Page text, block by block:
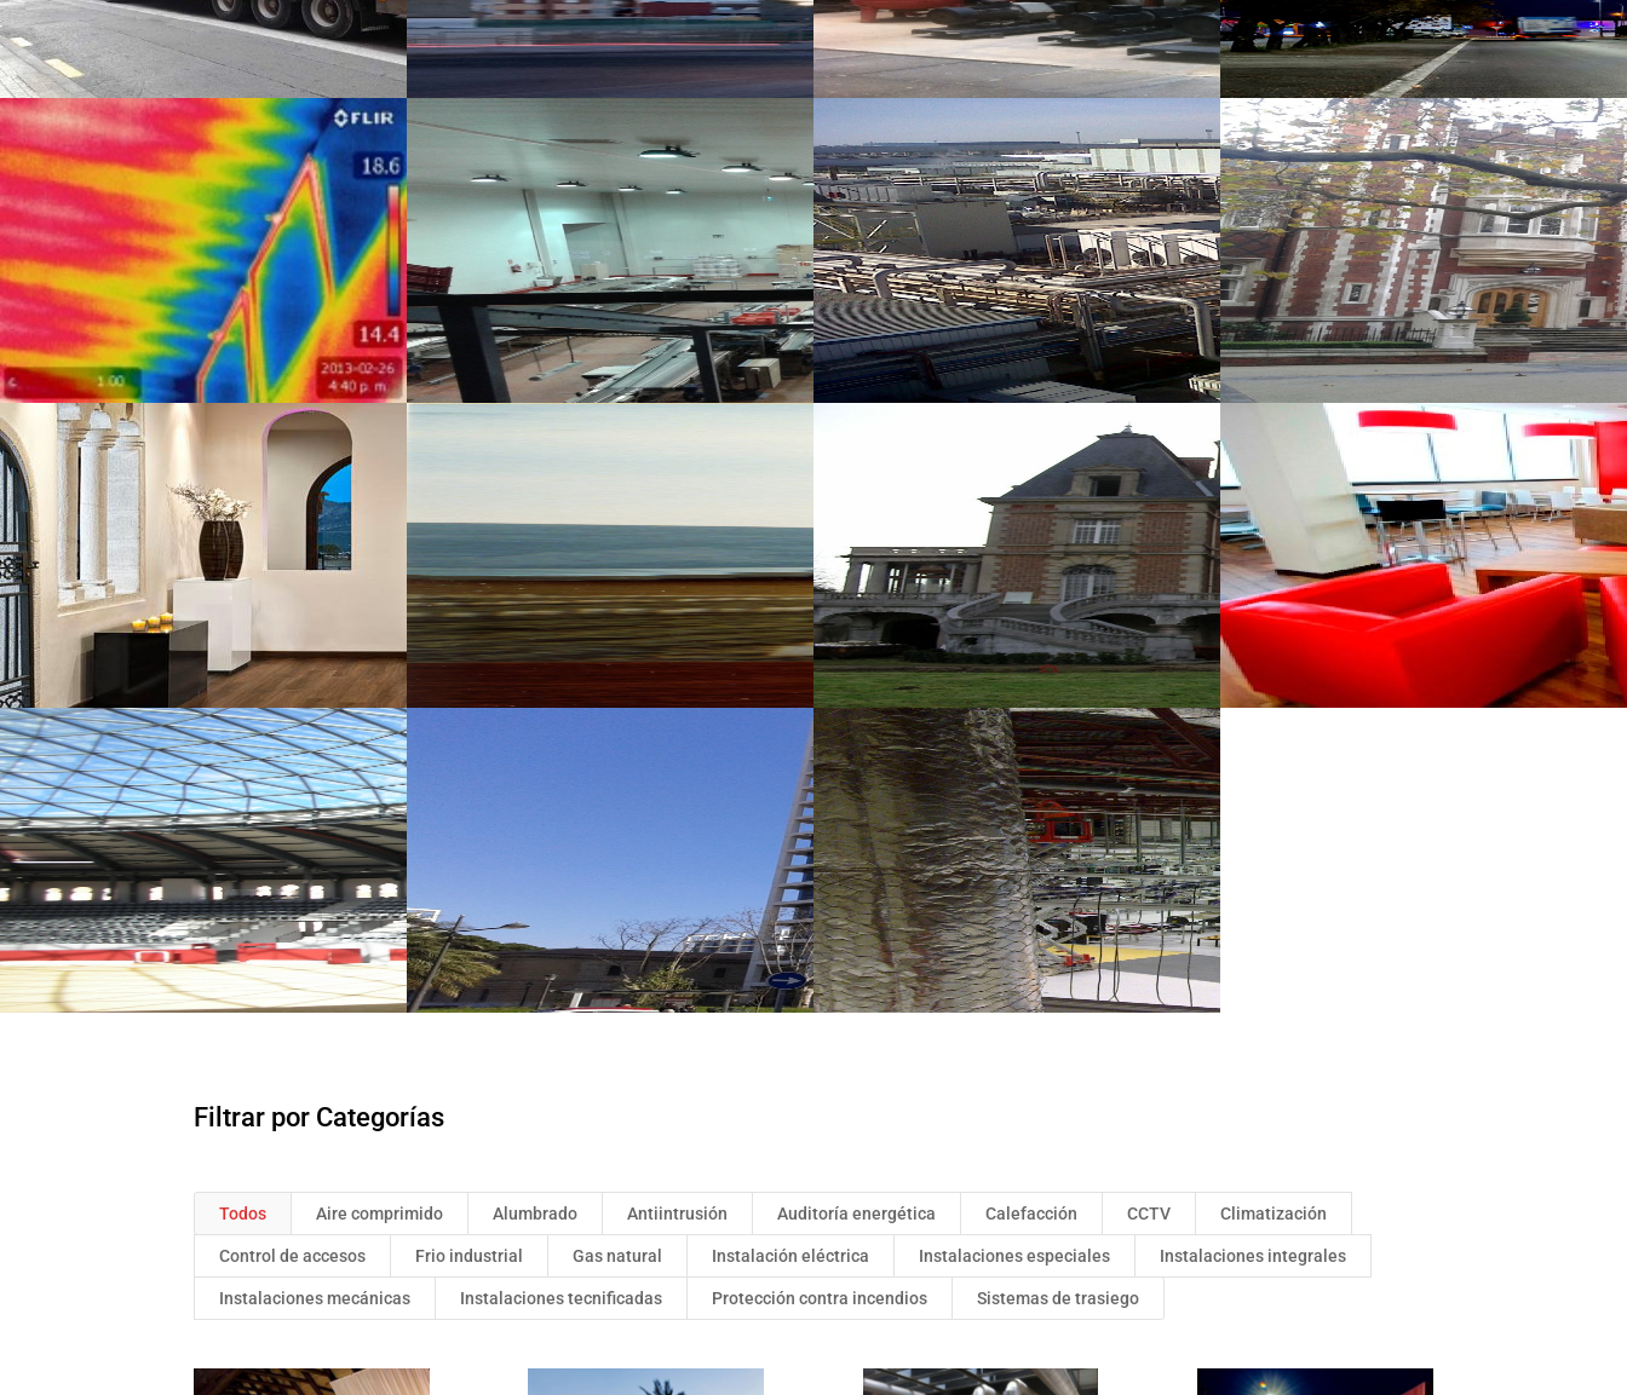
Filtrar por Categorías
Todos Aire comprimido Alumbrado Antiintrusión Auditoría energética Calefacción CCTV Climatización
Control de accesos Frio industrial Gas natural Instalación eléctrica Instalaciones especiales Instalaciones integrales
Instalaciones mecánicas Instalaciones tecnificadas Protección contra incendios Sistemas de trasiego